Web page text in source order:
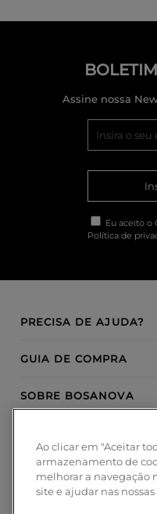
Assine nossa
Eu aceito o
Política de
PRECISA DE AJUDA?
GUIA DE COMPRA
SOBRE BOSANOVA
MÉTODOS DE
Ao clicar em "Aceitar
armazenamento de
melhorar a navegação
site e ajudar nas